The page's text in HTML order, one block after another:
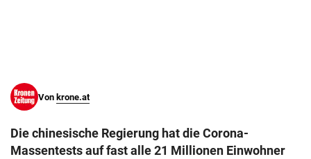
Von krone.at
Die chinesische Regierung hat die Corona-
Massentests auf fast alle 21 Millionen Einwohner